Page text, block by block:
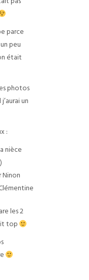
parce
peu
était
photos
un
:
nièce
les 2
top